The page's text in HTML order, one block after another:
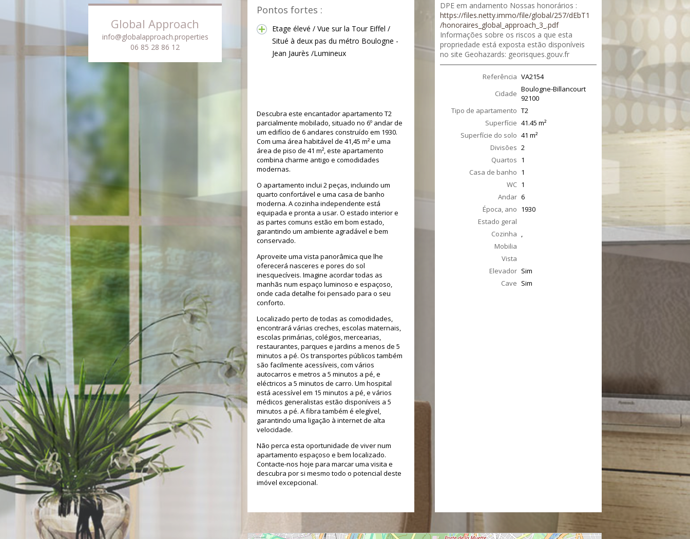
Global Approach
info@globalapproach.properties
06 85 28 86 12
Pontos fortes :
Etage élevé / Vue sur la Tour Eiffel /
Situé à deux pas du métro Boulogne -
Jean Jaurès /Lumineux
Descubra este encantador apartamento T2
parcialmente mobilado, situado no 6º andar de
um edifício de 6 andares construído em 1930.
Com uma área habitável de 41,45 m² e uma
área de piso de 41 m², este apartamento
combina charme antigo e comodidades
modernas.
O apartamento inclui 2 peças, incluindo um
quarto confortável e uma casa de banho
moderna. A cozinha independente está
equipada e pronta a usar. O estado interior e
as partes comuns estão em bom estado,
garantindo um ambiente agradável e bem
conservado.
Aproveite uma vista panorâmica que lhe
oferecerá nasceres e pores do sol
inesquecíveis. Imagine acordar todas as
manhãs num espaço luminoso e espaçoso,
onde cada detalhe foi pensado para o seu
conforto.
Localizado perto de todas as comodidades,
encontrará várias creches, escolas maternais,
escolas primárias, colégios, mercearias,
restaurantes, parques e jardins a menos de 5
minutos a pé. Os transportes públicos também
são facilmente acessíveis, com vários
autocarros e metros a 5 minutos a pé, e
eléctricos a 5 minutos de carro. Um hospital
está acessível em 15 minutos a pé, e vários
médicos generalistas estão disponíveis a 5
minutos a pé. A fibra também é elegível,
garantindo uma ligação à internet de alta
velocidade.
Não perca esta oportunidade de viver num
apartamento espaçoso e bem localizado.
Contacte-nos hoje para marcar uma visita e
descubra por si mesmo todo o potencial deste
imóvel excepcional.
DPE em andamento Nossas honorários :
https://files.netty.immo/file/global/257/dEbT1
/honoraires_global_approach_3_.pdf
Informações sobre os riscos a que esta
propriedade está exposta estão disponíveis
no site Geohazards: georisques.gouv.fr
Referência VA2154
Cidade Boulogne-Billancourt
92100
Tipo de apartamento T2
Superfície 41.45 m²
Superfície do solo 41 m²
Divisões 2
Quartos 1
Casa de banho 1
WC 1
Andar 6
Época, ano 1930
Estado geral
Cozinha ,
Mobilia
Vista
Elevador Sim
Cave Sim